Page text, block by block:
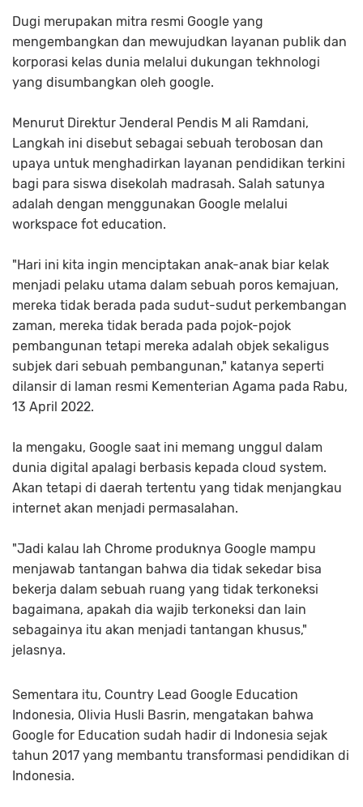
Dugi merupakan mitra resmi Google yang
mengembangkan dan mewujudkan layanan publik dan
korporasi kelas dunia melalui dukungan tekhnologi
yang disumbangkan oleh google.
Menurut Direktur Jenderal Pendis M ali Ramdani,
Langkah ini disebut sebagai sebuah terobosan dan
upaya untuk menghadirkan layanan pendidikan terkini
bagi para siswa disekolah madrasah. Salah satunya
adalah dengan menggunakan Google melalui
workspace fot education.
"Hari ini kita ingin menciptakan anak-anak biar kelak
menjadi pelaku utama dalam sebuah poros kemajuan,
mereka tidak berada pada sudut-sudut perkembangan
zaman, mereka tidak berada pada pojok-pojok
pembangunan tetapi mereka adalah objek sekaligus
subjek dari sebuah pembangunan," katanya seperti
dilansir di laman resmi Kementerian Agama pada Rabu,
13 April 2022.
Ia mengaku, Google saat ini memang unggul dalam
dunia digital apalagi berbasis kepada cloud system.
Akan tetapi di daerah tertentu yang tidak menjangkau
internet akan menjadi permasalahan.
"Jadi kalau lah Chrome produknya Google mampu
menjawab tantangan bahwa dia tidak sekedar bisa
bekerja dalam sebuah ruang yang tidak terkoneksi
bagaimana, apakah dia wajib terkoneksi dan lain
sebagainya itu akan menjadi tantangan khusus,"
jelasnya.
Sementara itu, Country Lead Google Education
Indonesia, Olivia Husli Basrin, mengatakan bahwa
Google for Education sudah hadir di Indonesia sejak
tahun 2017 yang membantu transformasi pendidikan di
Indonesia.